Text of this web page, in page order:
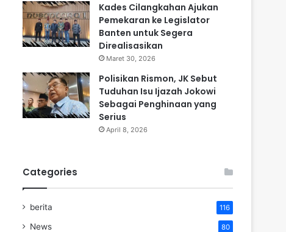
Kades Cilangkahan Ajukan
Pemekaran ke Legislator
Banten untuk Segera
Direalisasikan
Maret 30, 2026
Polisikan Rismon, JK Sebut
Tuduhan Isu Ijazah Jokowi
Sebagai Penghinaan yang
Serius
April 8, 2026
Categories
berita 116
News 80